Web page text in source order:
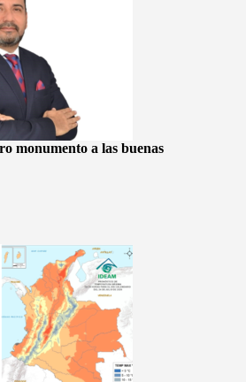
monumento a las buenas